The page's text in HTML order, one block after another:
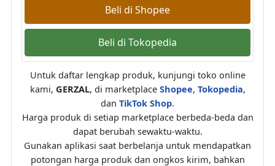
Beli di Shopee
Beli di Tokopedia
Untuk daftar lengkap produk, kunjungi toko online
kami, GERZAL, di marketplace Shopee, Tokopedia,
dan TikTok Shop.
Harga produk di setiap marketplace berbeda-beda dan
dapat berubah sewaktu-waktu.
Gunakan aplikasi saat berbelanja untuk mendapatkan
potongan harga produk dan ongkos kirim, bahkan